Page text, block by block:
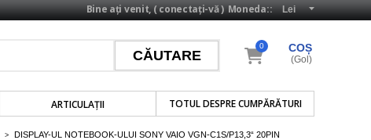
Moneda::
Bine ați venit, (conectați-vă)
ARTICULAŢII TOTUL DESPRE CUMPĂRĂTURI
COȘ
0
(Gol)
>
DISPLAY-UL NOTEBOOK-ULUI SONY VAIO VGN-C1S/P13,3“ 20PIN